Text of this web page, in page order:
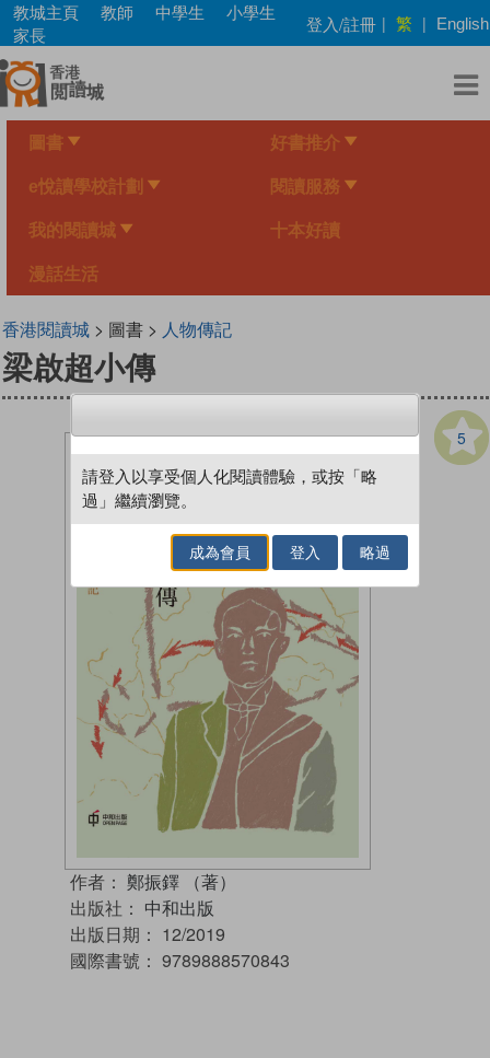
Skip
main
content
教城主頁 教師 中學生
小學生
家長
登入/註冊 | 繁 | English
圖書 好書推介
e悅讀學校計劃 閱讀服務
我的閱讀城 十本好讀
漫話生活
香港閱讀城> 圖書 > 人物傳記
梁啟超小傳
5
作者： 鄭振鐸 （著）
出版社： 中和出版
出版日期： 12/2019
國際書號： 9789888570843
請登入以享受個人化閱讀體驗，或按「略
過」繼續瀏覽。
成為會員 登入 略過